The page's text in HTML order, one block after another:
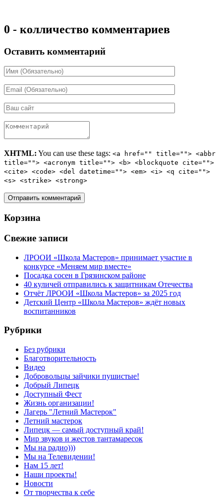
0 - колличество комментариев
Оставить комментарий
XHTML: You can use these tags: <a href="" title=""> <abbr
title=""> <acronym title=""> <b> <blockquote cite="">
<cite> <code> <del datetime=""> <em> <i> <q cite="">
<s> <strike> <strong>
Корзина
Свежие записи
ЛРООИ «Школа Мастеров» принимает участие в
конкурсе «Меняем мир вместе»
Посадка сосен в Грязинском районе
40 куличей отправились к защитникам Отечества
Отчёт ЛРООИ «Школа Мастеров» за 2025 год
Детский Центр «Школа Мастеров» ждёт новых
воспитанников
Рубрики
Без рубрики
Благотворительность
Видео
Добровольцы зайчики пушистые!
Добрый Липецк
Доступный Фест
Жизнь организации!
Лагерь "Летний Мастерок"
Летний мастерок
Липецк — самый доступный край!
Мир звуков и жестов тантамаресок
Мы на радио)))
Мы на Телевидении!
Нам 15 лет!
Наши проекты!
Новости
От творчества к себе